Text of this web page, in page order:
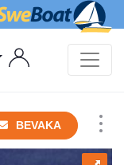
BEVAKA